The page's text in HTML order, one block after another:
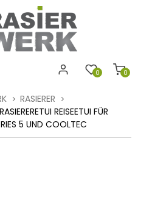
0
0
RASIERER
REISEETUI FÜR
5 UND COOLTEC